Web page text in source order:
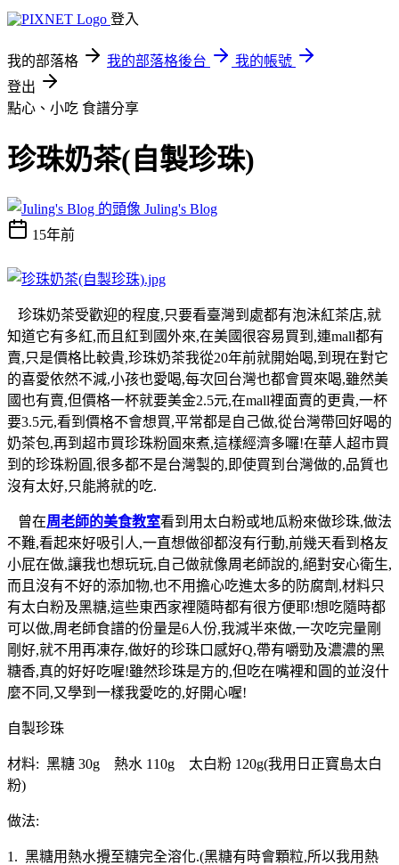
登入
我的部落格 我的部落格後台
我的帳號
登出
點心、小吃 食譜分享
珍珠奶茶(自製珍珠)
Juling's Blog
15年前
珍珠奶茶受歡迎的程度,只要看臺灣到處都有泡沬紅茶店,就
知道它有多紅,而且紅到國外來,在美國很容易買到,連mall都有
賣,只是價格比較貴,珍珠奶茶我從20年前就開始喝,到現在對它
的喜愛依然不減,小孩也愛喝,每次回台灣也都會買來喝,雖然美
國也有賣,但價格一杯就要美金2.5元,在mall裡面賣的更貴,一杯
要3.5元,看到價格不會想買,平常都是自己做,從台灣帶回好喝的
奶茶包,再到超市買珍珠粉圓來煮,這樣經濟多囉!在華人超市買
到的珍珠粉圓,很多都不是台灣製的,即使買到台灣做的,品質也
沒有太好,只能將就的吃.
曾在周老師的美食教室看到用太白粉或地瓜粉來做珍珠,做法
不難,看起來好吸引人,一直想做卻都沒有行動,前幾天看到格友
小屁在做,讓我也想玩玩,自己做就像周老師說的,絕對安心衛生,
而且沒有不好的添加物,也不用擔心吃進太多的防腐劑,材料只
有太白粉及黑糖,這些東西家裡隨時都有很方便耶!想吃隨時都
可以做,周老師食譜的份量是6人份,我減半來做,一次吃完量剛
剛好,就不用再凍存,做好的珍珠口感好Q,帶有嚼勁及濃濃的黑
糖香,真的好好吃喔!雖然珍珠是方的,但吃在嘴裡和圓的並沒什
麼不同,又學到一樣我愛吃的,好開心喔!
自製珍珠
材料: 黑糖 30g 熱水 110g 太白粉 120g(我用日正寶島太白
粉)
做法:
1. 黑糖用熱水攪至糖完全溶化.(黑糖有時會顆粒,所以我用熱